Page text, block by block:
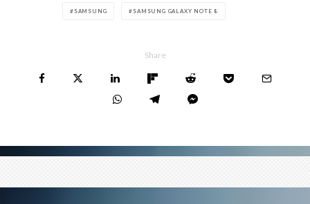
SAMSUNG SAMSUNG GALAXY NOTE 8
Share